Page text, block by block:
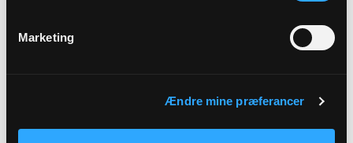
Marketing
Ændre mine præferancer